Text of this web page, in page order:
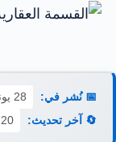
📅 نُشر في:
28 يونيو، 2023
🔄 آخر تحديث:
20 يوليو، 2026